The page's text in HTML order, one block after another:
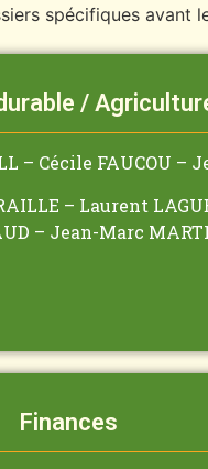
spécifiques avant
/
– Cécile FAUCOU –
– Laurent
– Jean-Marc
Finances